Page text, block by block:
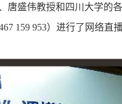
盛伟教授和四川大学的
159 953）进行了 网络直播